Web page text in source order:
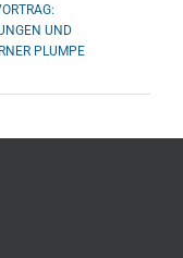
UND
PLUMPE